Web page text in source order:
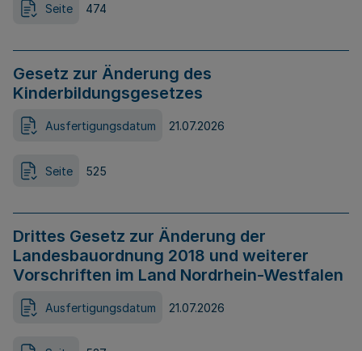
Seite 474
Gesetz zur Änderung des
Kinderbildungsgesetzes
Ausfertigungsdatum 21.07.2026
Seite 525
Drittes Gesetz zur Änderung der
Landesbauordnung 2018 und weiterer
Vorschriften im Land Nordrhein-Westfalen
Ausfertigungsdatum 21.07.2026